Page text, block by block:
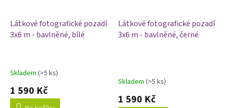
Látkové fotografické pozadí
3x6 m - bavlněné, bílé
Průměrné
produktu
Skladem (>5 ks)
1 590 Kč
Látkové fotografické pozadí
3x6 m - bavlněné, černé
Skladem (>5 ks)
1 590 Kč